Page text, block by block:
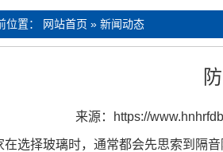
位置： 网站首页 » 新闻动态
来源： https://
择玻璃时，通常都会先思索到隔音